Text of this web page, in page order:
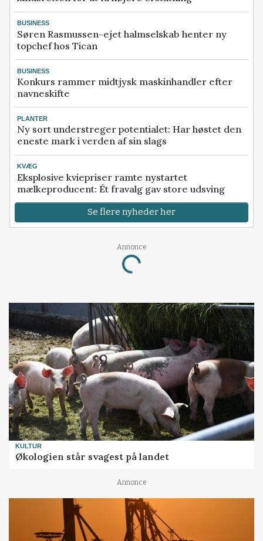
BUSINESS
Søren Rasmussen-ejet halmselskab henter ny
topchef hos Tican
BUSINESS
Konkurs rammer midtjysk maskinhandler efter
navneskifte
PLANTER
Ny sort understreger potentialet: Har høstet den
eneste mark i verden af sin slags
KVÆG
Eksplosive kviepriser ramte nystartet
mælkeproducent: Ét fravalg gav store udsving
Se flere nyheder her
Annonce
Loading...
KULTUR
Økologien står svagest på landet
Annonce